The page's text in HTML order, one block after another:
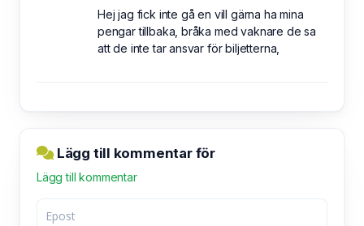
Hej jag fick inte gå en vill gärna ha mina
pengar tillbaka, bråka med vaknare de sa
att de inte tar ansvar för biljetterna,
Lägg till kommentar för
Lägg till kommentar